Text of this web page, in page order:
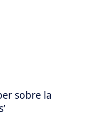
sobre la